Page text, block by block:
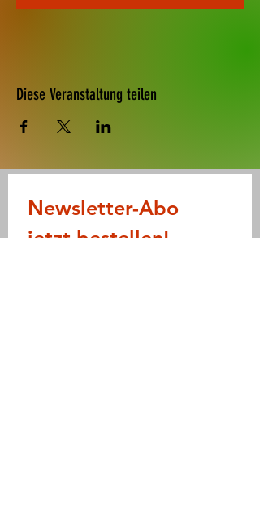
Diese Veranstaltung teilen
Newsletter-Abo
jetzt bestellen!